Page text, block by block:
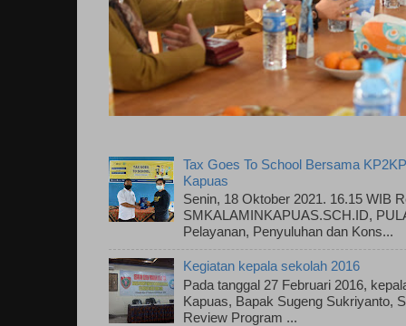
Tax Goes To School Bersama
Kapuas
Senin, 18 Oktober 2021. 16.15 WIB
SMKALAMINKAPUAS.SCH.ID,
Pelayanan, Penyuluhan dan Kons...
Kegiatan kepala sekolah 2016
Pada tanggal 27 Februari 2016,
Kapuas, Bapak Sugeng Sukriyanto,
Review Program ...